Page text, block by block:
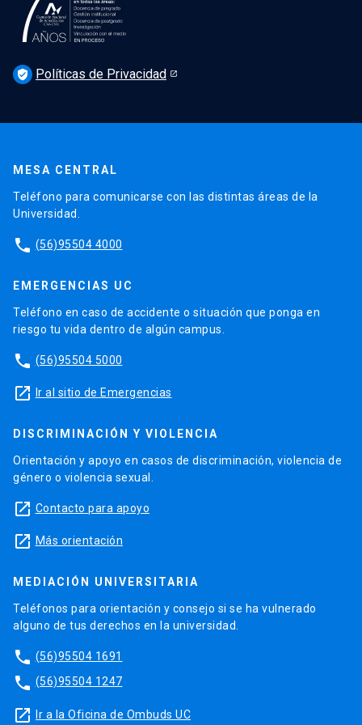
Noticias
Derecho UC en los medios
Newsletter Derecho UC 360
verified_user Políticas de Privacidad
MESA CENTRAL
Teléfono para comunicarse con las distintas áreas de la
Universidad.
phone (56)95504 4000
EMERGENCIAS UC
Teléfono en caso de accidente o situación que ponga en
riesgo tu vida dentro de algún campus.
phone (56)95504 5000
launch Ir al sitio de Emergencias
DISCRIMINACIÓN Y VIOLENCIA
Orientación y apoyo en casos de discriminación, violencia de
género o violencia sexual.
launch Contacto para apoyo
launch Más orientación
MEDIACIÓN UNIVERSITARIA
Teléfonos para orientación y consejo si se ha vulnerado
alguno de tus derechos en la universidad.
phone (56)95504 1691
phone (56)95504 1247
launch Ir a la Oficina de Ombuds UC